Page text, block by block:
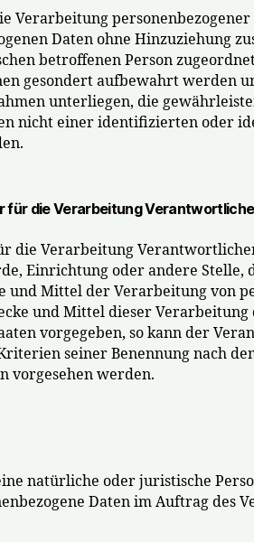
Verarbeitung
Daten ohne Hinzuziehung
betroffenen Person
gesondert aufbewahrt werden
unterliegen, die
nicht einer identifizierten oder
die Verarbeitung
die Verarbeitung
Einrichtung oder andere Stelle,
und Mittel der Verarbeitung von
und Mittel dieser
vorgegeben, so kann der
seiner Benennung nach
vorgesehen werden.
natürliche oder juristische
Daten im Auftrag des